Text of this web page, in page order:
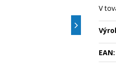
V
EAN: